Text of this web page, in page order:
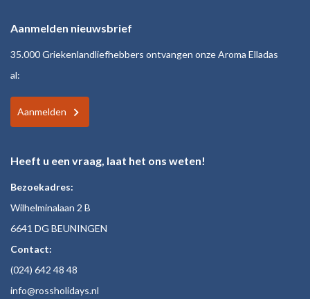
Aanmelden nieuwsbrief
35.000 Griekenlandliefhebbers ontvangen onze Aroma Elladas
al:
Aanmelden
Heeft u een vraag, laat het ons weten!
Bezoekadres:
Wilhelminalaan 2 B
6641 DG BEUNINGEN
Contact:
(024) 642 48 48
info@rossholidays.nl